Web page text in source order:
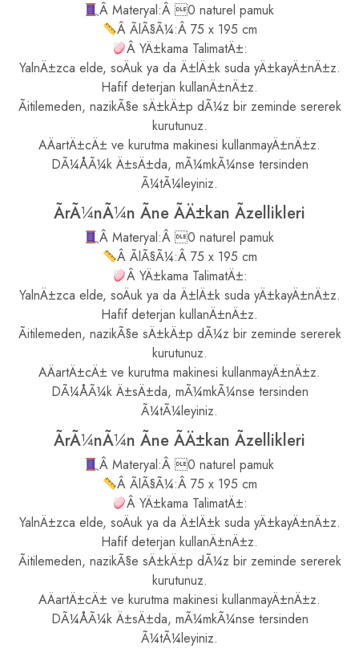
Â Materyal:Â 0 naturel pamuk
Â ÃlÃ§Ã¼:Â 75 x 195 cm
Â YÄ±kama TalimatÄ±:
YalnÄ±zca elde, soÄuk ya da Ä±lÄ±k suda yÄ±kayÄ±nÄ±z.
Hafif deterjan kullanÄ±nÄ±z.
Ãitilemeden, nazikÃ§e sÄ±kÄ±p dÃ¼z bir zeminde sererek
kurutunuz.
AÄartÄ±cÄ± ve kurutma makinesi kullanmayÄ±nÄ±z.
DÃ¼ÅÃ¼k Ä±sÄ±da, mÃ¼mkÃ¼nse tersinden
Ã¼tÃ¼leyiniz.
ÃrÃ¼nÃ¼n Ãne ÃÄ±kan Ãzellikleri
Â Materyal:Â 0 naturel pamuk
Â ÃlÃ§Ã¼:Â 75 x 195 cm
Â YÄ±kama TalimatÄ±:
YalnÄ±zca elde, soÄuk ya da Ä±lÄ±k suda yÄ±kayÄ±nÄ±z.
Hafif deterjan kullanÄ±nÄ±z.
Ãitilemeden, nazikÃ§e sÄ±kÄ±p dÃ¼z bir zeminde sererek
kurutunuz.
AÄartÄ±cÄ± ve kurutma makinesi kullanmayÄ±nÄ±z.
DÃ¼ÅÃ¼k Ä±sÄ±da, mÃ¼mkÃ¼nse tersinden
Ã¼tÃ¼leyiniz.
ÃrÃ¼nÃ¼n Ãne ÃÄ±kan Ãzellikleri
Â Materyal:Â 0 naturel pamuk
Â ÃlÃ§Ã¼:Â 75 x 195 cm
Â YÄ±kama TalimatÄ±:
YalnÄ±zca elde, soÄuk ya da Ä±lÄ±k suda yÄ±kayÄ±nÄ±z.
Hafif deterjan kullanÄ±nÄ±z.
Ãitilemeden, nazikÃ§e sÄ±kÄ±p dÃ¼z bir zeminde sererek
kurutunuz.
AÄartÄ±cÄ± ve kurutma makinesi kullanmayÄ±nÄ±z.
DÃ¼ÅÃ¼k Ä±sÄ±da, mÃ¼mkÃ¼nse tersinden
Ã¼tÃ¼leyiniz.